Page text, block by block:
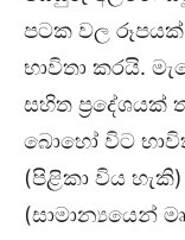
පටක වල රූපයක්
භාවිතා කරයි.
සහිත ප්‍රදේශයක්
බොහෝ විට
(පිළිකා විය
(සාමාන්‍යයෙන්